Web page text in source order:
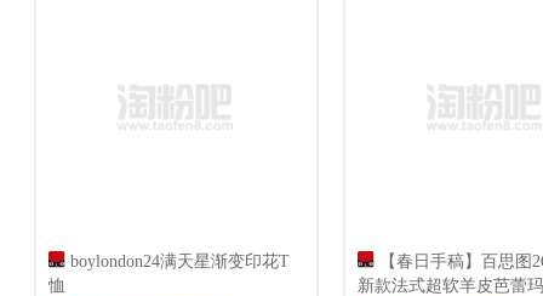
boylondon24满天星渐变印花T
恤
【春日手稿】百思图
新款法式超软羊皮芭蕾